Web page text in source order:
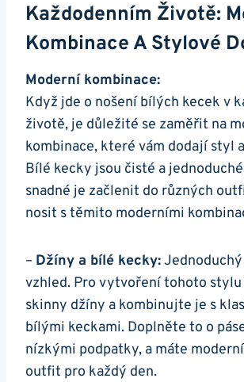
Každodenním Životě:
Kombinace​ A Stylové
Moderní kombinace:
Když jde ‌o nošení bílých kecek⁢ v
životě, je ‍důležité se​ zaměřit na
kombinace, které vám dodají styl
Bílé kecky jsou čisté a
snadné je začlenit do různých
nosit ⁤s těmito moderními
– Džíny a bílé ​kecky:
vzhled. Pro ‍vytvoření tohoto
skinny džíny a ⁢kombinujte ‌je ⁤s
bílými keckami. Doplněte to o
nízkými podpatky, a máte
outfit pro každý den.